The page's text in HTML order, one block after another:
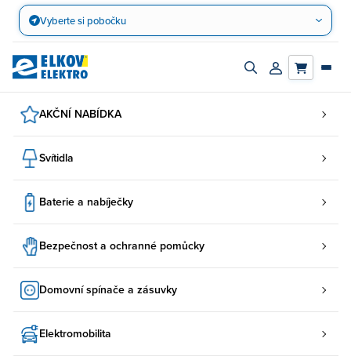
Přejít
obsah
Vyberte si pobočku
Zapnout/vypnout
Přihlásit/
AKČNÍ NABÍDKA
Svítidla
Baterie a nabíječky
Bezpečnost a ochranné pomůcky
Domovní spínače a zásuvky
Elektromobilita